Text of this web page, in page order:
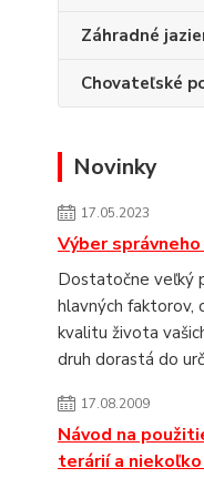
Záhradné
Chovateľské
Novinky
17.05.2023
Výber
Dostatočne veľký
hlavných faktorov,
kvalitu života
druh dorastá do
17.08.2009
Návod na
terárií a